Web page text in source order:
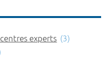
experts (3)